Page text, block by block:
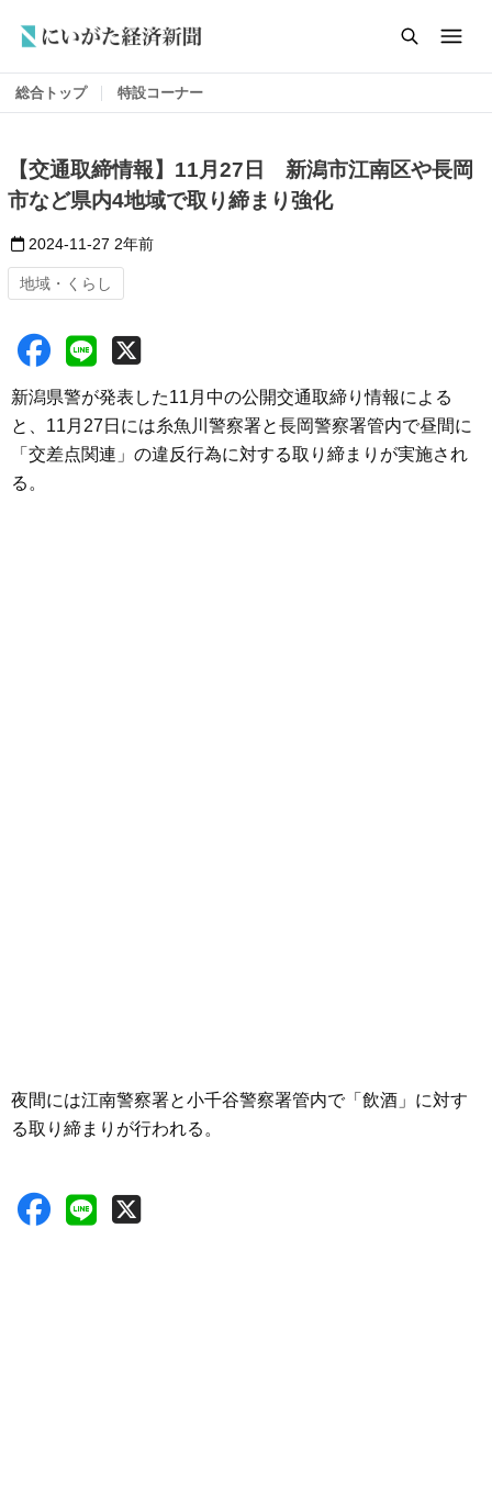
総合トップ 特設コーナー
【交通取締情報】11月27日 新潟市江南区や長岡
市など県内4地域で取り締まり強化
2024-11-27 2年前
地域・くらし
新潟県警が発表した11月中の公開交通取締り情報による
と、11月27日には糸魚川警察署と長岡警察署管内で昼間に
「交差点関連」の違反行為に対する取り締まりが実施され
る。
夜間には江南警察署と小千谷警察署管内で「飲酒」に対す
る取り締まりが行われる。